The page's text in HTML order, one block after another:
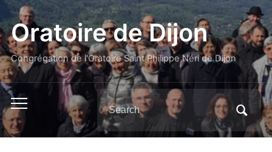
Oratoire de Dijon
Congrégation de l'Oratoire Saint Philippe Néri de Dijon
Toggle
mobile
menu
Search
for: